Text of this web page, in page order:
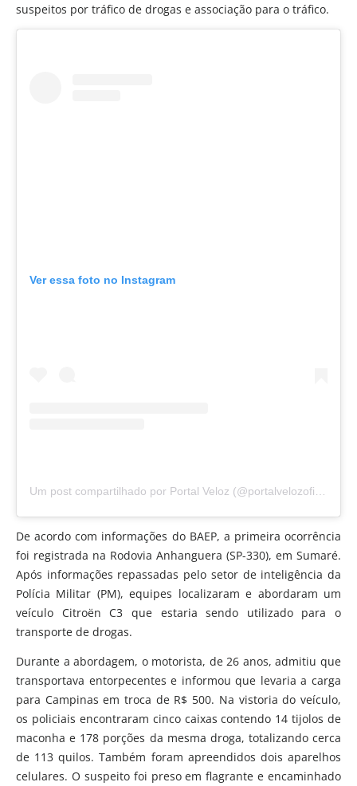
suspeitos por tráfico de drogas e associação para o tráfico.
Ver essa foto no Instagram
De acordo com informações do BAEP, a primeira ocorrência
foi registrada na Rodovia Anhanguera (SP-330), em Sumaré.
Após informações repassadas pelo setor de inteligência da
Polícia Militar (PM), equipes localizaram e abordaram um
veículo Citroën C3 que estaria sendo utilizado para o
transporte de drogas.
Durante a abordagem, o motorista, de 26 anos, admitiu que
transportava entorpecentes e informou que levaria a carga
para Campinas em troca de R$ 500. Na vistoria do veículo,
os policiais encontraram cinco caixas contendo 14 tijolos de
maconha e 178 porções da mesma droga, totalizando cerca
de 113 quilos. Também foram apreendidos dois aparelhos
celulares. O suspeito foi preso em flagrante e encaminhado